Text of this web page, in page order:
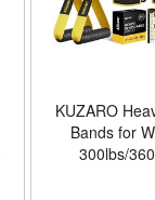
KUZARO
Bands for
300lbs/